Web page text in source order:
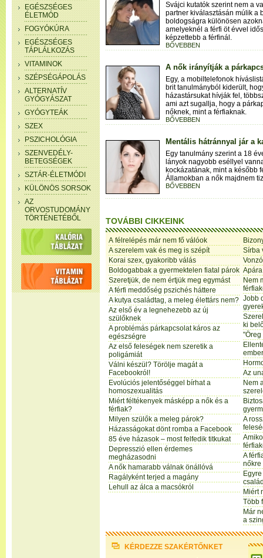
EGÉSZSÉGES
ÉLETMÓD
FOGYÓKÚRA
EGÉSZSÉGES
TÁPLÁLKOZÁS
VITAMINOK
SZÉPSÉGÁPOLÁS
ALTERNATÍV
GYÓGYÁSZAT
GYÓGYTEÁK
SZEX
PSZICHOLÓGIA
SZENVEDÉLY-
BETEGSÉGEK
SZTÁR-ÉLETMÓDI
KÜLÖNÖS SORSOK
AZ
ORVOSTUDOMÁNY
TÖRTÉNETÉBŐL
Svájci kutatók szerint nem a
partner kiválasztásán múlik a
boldogságra különösen
amelyeknél a férfi öt évvel
képzettebb a férfinál.
BŐVEBBEN
A nők irányítják a
Egy, a mobiltelefonok
brit tanulmányból kiderült,
házastársukat hívják fel,
ami azt sugallja, hogy a
nőknek, mint a férfiaknak.
BŐVEBBEN
Mentális hátránnyal jár a
Egy tanulmány szerint a 18
lányok nagyobb eséllyel
kockázatának, mint a később
Államokban a nők majdnem
BŐVEBBEN
TOVÁBBI CIKKEINK
A félrelépés már nem fő válóok
A szerelem vak és meg is szépít
Korai szex, gyakoribb válás
Boldogabbak a gyermektelen fiatal párok
Szeretjük, de nem értjük meg egymást
A férfi meddőség pszichés háttere
A kutya családtag, a meleg élettárs nem?
Az első év a legnehezebb az új
szülőknek
A problémás párkapcsolat káros az
egészségre
Az első feleségek nem szeretik a
poligámiát
Válni készül? Törölje magát a
Facebookról!
Evolúciós jelentőséggel bírhat a
homoszexualitás
Miért féltékenyek másképp a nők és a
férfiak?
Milyen szülők a meleg párok?
Házasságokat dönt romba a Facebook
85 éve házasok – most felfedik titkukat
Depresszió ellen érdemes
megházasodni
A nők hamarabb válnak önállóvá
Ragályként terjed a magány
Lehull az álca a macsókról
Sírba
Nem
Jobb
ki
"Öreg
ember
Az
Nem
A
A
nőkre
Miért
Több
Már
a
KÉRDEZZE SZAKÉRTŐNKET